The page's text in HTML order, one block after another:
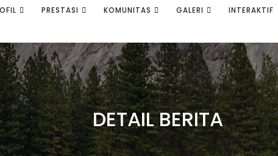
PRESTASI KOMUNITAS GALERI INTERAKTIF
DETAIL BERITA